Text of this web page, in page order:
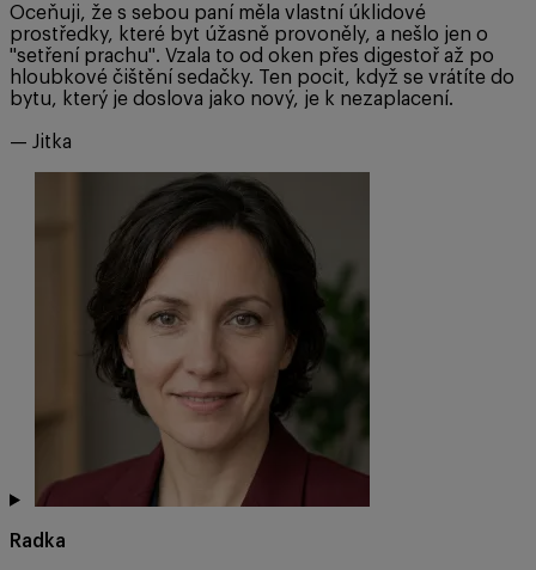
Oceňuji, že s sebou paní měla vlastní úklidové
prostředky, které byt úžasně provoněly, a nešlo jen o
"setření prachu". Vzala to od oken přes digestoř až po
hloubkové čištění sedačky. Ten pocit, když se vrátíte do
bytu, který je doslova jako nový, je k nezaplacení.
— Jitka
Radka